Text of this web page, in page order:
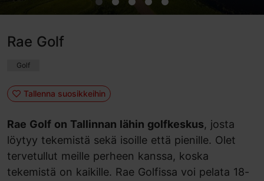
Rae Golf
Golf
Tallenna suosikkeihin
Rae Golf on Tallinnan lähin golfkeskus, josta
löytyy tekemistä sekä isoille että pienille. Olet
tervetullut meille perheen kanssa, koska
tekemistä on kaikille. Rae Golfissa voi pelata 18-